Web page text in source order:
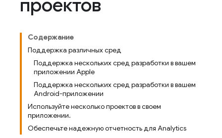
проектов
Содержание
Поддержка различных сред
Поддержка нескольких сред разработки в вашем
приложении Apple
Поддержка нескольких сред разработки в вашем
Android-приложении
Используйте несколько проектов в своем
приложении.
Обеспечьте надежную отчетность для Analytics